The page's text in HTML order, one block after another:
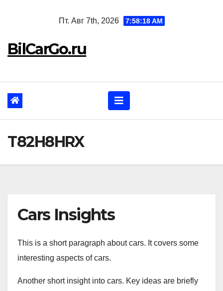
Пт. Авг 7th, 2026 7:58:19 AM
BilCarGo.ru
T82H8HRX
Cars Insights
This is a short paragraph about cars. It covers some
interesting aspects of cars.
Another short insight into cars. Key ideas are briefly